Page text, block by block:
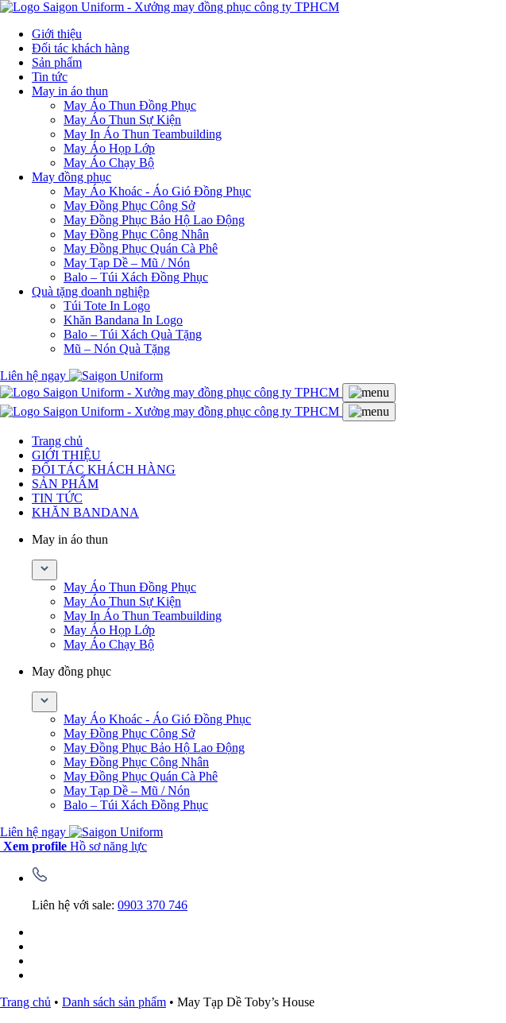
Giới thiệu
Đối tác khách hàng
Sản phẩm
Tin tức
May in áo thun
May Áo Thun Đồng Phục
May Áo Thun Sự Kiện
May In Áo Thun Teambuilding
May Áo Họp Lớp
May Áo Chạy Bộ
May đồng phục
May Áo Khoác - Áo Gió Đồng Phục
May Đồng Phục Công Sở
May Đồng Phục Bảo Hộ Lao Động
May Đồng Phục Công Nhân
May Đồng Phục Quán Cà Phê
May Tạp Dề – Mũ / Nón
Balo – Túi Xách Đồng Phục
Quà tặng doanh nghiệp
Túi Tote In Logo
Khăn Bandana In Logo
Balo – Túi Xách Quà Tặng
Mũ – Nón Quà Tặng
Liên hệ ngay
Trang chủ
GIỚI THIỆU
ĐỐI TÁC KHÁCH HÀNG
SẢN PHẨM
TIN TỨC
KHĂN BANDANA
May in áo thun
May Áo Thun Đồng Phục
May Áo Thun Sự Kiện
May In Áo Thun Teambuilding
May Áo Họp Lớp
May Áo Chạy Bộ
May đồng phục
May Áo Khoác - Áo Gió Đồng Phục
May Đồng Phục Công Sở
May Đồng Phục Bảo Hộ Lao Động
May Đồng Phục Công Nhân
May Đồng Phục Quán Cà Phê
May Tạp Dề – Mũ / Nón
Balo – Túi Xách Đồng Phục
Liên hệ ngay
Xem profile Hồ sơ năng lực
Liên hệ với sale: 0903 370 746
Trang chủ • Danh sách sản phẩm • May Tạp Dề Toby’s House